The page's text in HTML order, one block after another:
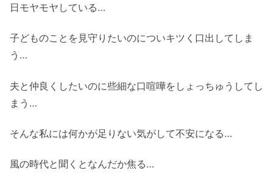
日モヤモヤしている…
子どものことを見守りたいのについキツく口出してしま
う…
夫と仲良くしたいのに些細な口喧嘩をしょっちゅうしてし
まう…
そんな私には何かが足りない気がして不安になる…
風の時代と聞くとなんだか焦る…